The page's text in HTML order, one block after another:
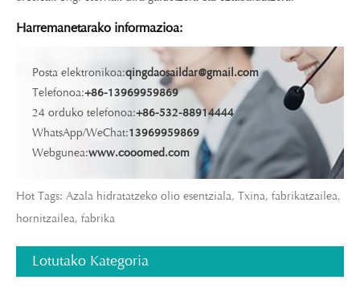
Harremanetarako informazioa:
Posta elektronikoa:qingdaosaildar@gmail.com
Telefonoa:+86-13969959869
24 orduko telefonoa:+86-532-88914444
WhatsApp/WeChat:13969959869
Webgunea:www.cooomed.com
Hot Tags: Azala hidratatzeko olio esentziala, Txina, fabrikatzailea,
hornitzailea, fabrika
Lotutako Kategoria